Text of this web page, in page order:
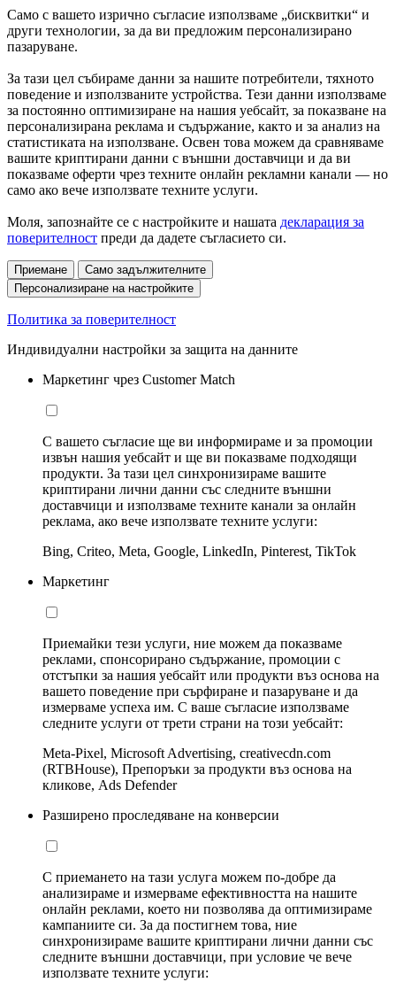
Само с вашето изрично съгласие използваме „бисквитки“ и
други технологии, за да ви предложим персонализирано
пазаруване.
За тази цел събираме данни за нашите потребители, тяхното
поведение и използваните устройства. Тези данни използваме
за постоянно оптимизиране на нашия уебсайт, за показване на
персонализирана реклама и съдържание, както и за анализ на
статистиката на използване. Освен това можем да сравняваме
вашите криптирани данни с външни доставчици и да ви
показваме оферти чрез техните онлайн рекламни канали — но
само ако вече използвате техните услуги.
Моля, запознайте се с настройките и нашата декларация за
поверителност преди да дадете съгласието си.
Приемане
Само задължителните
Персонализиране на настройките
Политика за поверителност
Индивидуални настройки за защита на данните
Маркетинг чрез Customer Match
С вашето съгласие ще ви информираме и за промоции
извън нашия уебсайт и ще ви показваме подходящи
продукти. За тази цел синхронизираме вашите
криптирани лични данни със следните външни
доставчици и използваме техните канали за онлайн
реклама, ако вече използвате техните услуги:
Bing, Criteo, Meta, Google, LinkedIn, Pinterest, TikTok
Маркетинг
Приемайки тези услуги, ние можем да показваме
реклами, спонсорирано съдържание, промоции с
отстъпки за нашия уебсайт или продукти въз основа на
вашето поведение при сърфиране и пазаруване и да
измерваме успеха им. С ваше съгласие използваме
следните услуги от трети страни на този уебсайт:
Meta-Pixel, Microsoft Advertising, creativecdn.com
(RTBHouse), Препоръки за продукти въз основа на
кликове, Ads Defender
Разширено проследяване на конверсии
С приемането на тази услуга можем по-добре да
анализираме и измерваме ефективността на нашите
онлайн реклами, което ни позволява да оптимизираме
кампаниите си. За да постигнем това, ние
синхронизираме вашите криптирани лични данни със
следните външни доставчици, при условие че вече
използвате техните услуги: